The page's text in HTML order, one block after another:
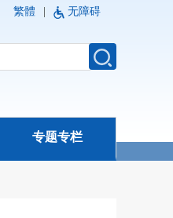
繁體 无障碍
专题专栏